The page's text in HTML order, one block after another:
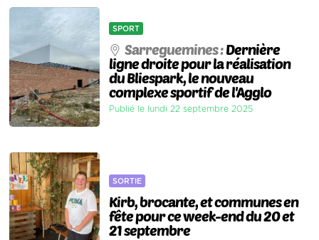
SPORT
Sarreguemines :Dernière
ligne droite pour la réalisation
du Bliespark, le nouveau
complexe sportif de l'Agglo
Publié le lundi 22 septembre 2025
SORTIE
Kirb, brocante, et communes en
fête pour ce week-end du 20 et
21 septembre